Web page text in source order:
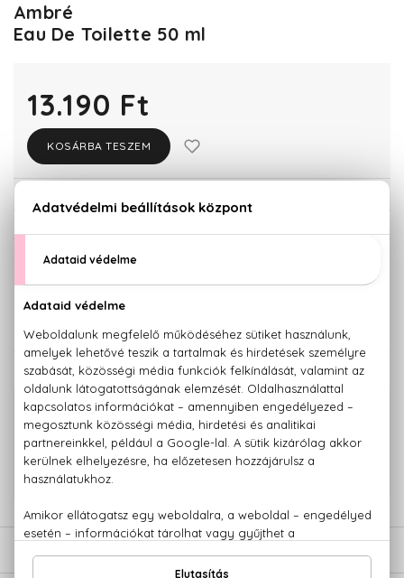
Ambré
Eau De Toilette 50 ml
13.190 Ft
KOSÁRBA TESZEM
KISZERELÉS KIVÁLASZTÁSA
KAPCSOLÓDÓ TERMÉKEK
100% eredeti termékek,14 napos visszaküldési garanciával
Kérdésed van, elakadtál? Hívd ügyfélszolgálatunkat: +36 20
779 1926